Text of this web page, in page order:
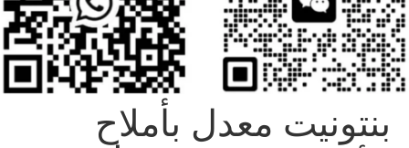
بنتونيت معدل بأملاح